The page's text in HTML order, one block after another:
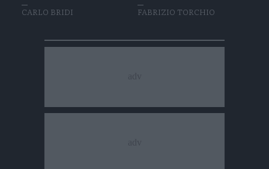
CARLO BRIDI FABRIZIO TORCHIO